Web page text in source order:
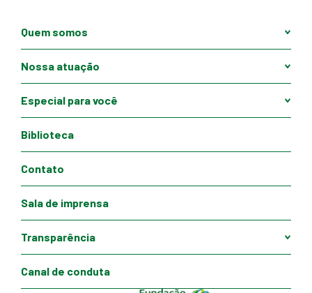
Quem somos
Nossa atuação
Especial para você
Biblioteca
Contato
Sala de imprensa
Transparência
Canal de conduta